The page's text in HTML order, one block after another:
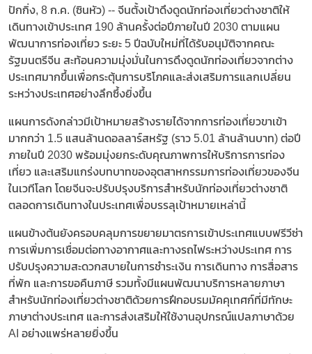
ปักกิ่ง, 8 ก.ค. (ซินหัว) -- จีนตั้งเป้าดึงดูดนักท่องเที่ยวต่างชาติให้
เดินทางเข้าประเทศ 190 ล้านครั้งต่อปีภายในปี 2030 ตามแผน
พัฒนาการท่องเที่ยว ระยะ 5 ปีฉบับใหม่ที่ได้รับอนุมัติจากคณะ
รัฐมนตรีจีน สะท้อนความมุ่งมั่นในการดึงดูดนักท่องเที่ยวจากต่าง
ประเทศมากขึ้นเพื่อกระตุ้นการบริโภคและส่งเสริมการแลกเปลี่ยน
ระหว่างประเทศอย่างลึกซึ้งยิ่งขึ้น
แผนการดังกล่าวมีเป้าหมายสร้างรายได้จากการท่องเที่ยวขาเข้า
มากกว่า 1.5 แสนล้านดอลลาร์สหรัฐ (ราว 5.01 ล้านล้านบาท) ต่อปี
ภายในปี 2030 พร้อมมุ่งยกระดับคุณภาพการให้บริการการท่อง
เที่ยว และเสริมแกร่งบทบาทของอุตสาหกรรมการท่องเที่ยวของจีน
ในเวทีโลก โดยจีนจะปรับปรุงบริการสำหรับนักท่องเที่ยวต่างชาติ
ตลอดการเดินทางในประเทศเพื่อบรรลุเป้าหมายเหล่านี้
แผนข้างต้นยังครอบคลุมการขยายมาตรการเข้าประเทศแบบฟรีวีซ่า
การเพิ่มการเชื่อมต่อทางอากาศและทางรถไฟระหว่างประเทศ การ
ปรับปรุงความสะดวกสบายในการชำระเงิน การเดินทาง การสื่อสาร
ที่พัก และการขอคืนภาษี รวมทั้งมีแผนพัฒนาบริการหลายภาษา
สำหรับนักท่องเที่ยวต่างชาติด้วยการฝึกอบรมมัคคุเทศก์ที่มีทักษะ
ภาษาต่างประเทศ และการส่งเสริมให้ใช้งานอุปกรณ์แปลภาษาด้วย
AI อย่างแพร่หลายยิ่งขึ้น